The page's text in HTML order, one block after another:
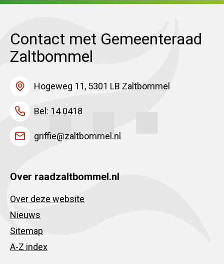
Contact met Gemeenteraad
Zaltbommel
Hogeweg 11, 5301 LB Zaltbommel
Bel: 14 0418
griffie@zaltbommel.nl
Over raadzaltbommel.nl
Over deze website
Nieuws
Sitemap
A-Z index